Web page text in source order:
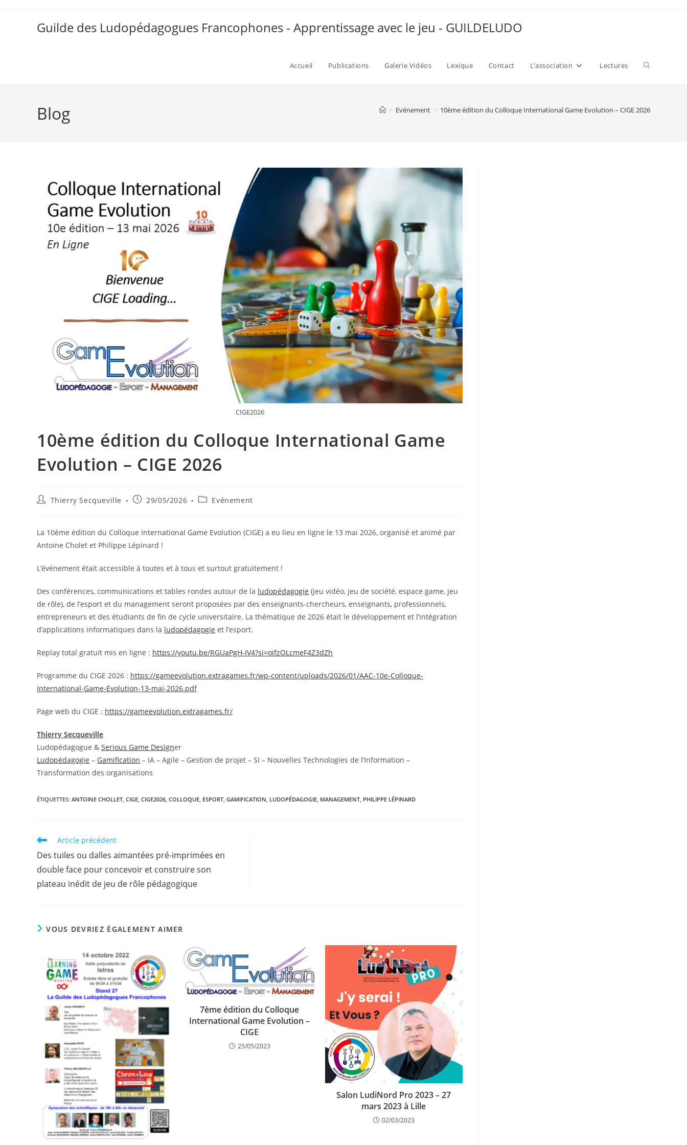
Guilde des Ludopédagogues Francophones - Apprentissage avec le jeu - GUILDELUDO
Accueil Publications Galerie Vidéos Lexique Contact L’association Lectures Toggle
Blog > Evénement > 10ème édition du Colloque International Game Evolution – CIGE 2026
CIGE2026
10ème édition du Colloque International Game
Evolution – CIGE 2026
Auteur/autrice
publication :
Thierry Secqueville
Publication
29/05/2026
PostEvénement
La 10ème édition du Colloque International Game Evolution (CIGE) a eu lieu en ligne le 13 mai 2026, organisé et animé par
Antoine Cholet et Philippe Lépinard !
L’événement était accessible à toutes et à tous et surtout gratuitement !
Des conférences, communications et tables rondes autour de la ludopédagogie (jeu vidéo, jeu de société, espace game, jeu
de rôle), de l’esport et du management seront proposées par des enseignants-chercheurs, enseignants, professionnels,
entrepreneurs et des étudiants de fin de cycle universitaire. La thématique de 2026 était le développement et l’intégration
d’applications informatiques dans la ludopédagogie et l’esport.
Replay total gratuit mis en ligne : https://youtu.be/RGUaPgH-IV4?si=oifzOLcmeF4Z3dZh
Programme du CIGE 2026 : https://gameevolution.extragames.fr/wp-content/uploads/2026/01/AAC-10e-Colloque-
International-Game-Evolution-13-mai-2026.pdf
Page web du CIGE : https://gameevolution.extragames.fr/
Thierry Secqueville
Ludopédagogue & Serious Game Designer
Ludopédagogie – Gamification – IA – Agile – Gestion de projet – SI – Nouvelles Technologies de l’Information –
Transformation des organisations
ÉTIQUETTES: ANTOINE CHOLLET, CIGE, CIGE2026, COLLOQUE, ESPORT, GAMIFICATION, LUDOPÉDAGOGIE, MANAGEMENT, PHILIPPE LÉPINARD
Read
articles
Article précédent
Des tuiles ou dalles aimantées pré-imprimées en
double face pour concevoir et construire son
plateau inédit de jeu de rôle pédagogique
VOUS DEVRIEZ ÉGALEMENT AIMER
7ème édition du Colloque
International Game Evolution –
CIGE
25/05/2023
Salon LudiNord Pro 2023 – 27
mars 2023 à Lille
02/03/2023